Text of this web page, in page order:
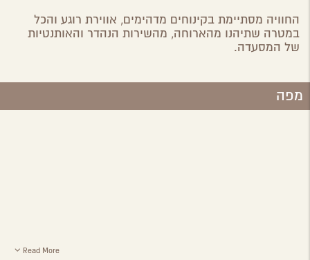
החוויה מסתיימת בקינוחים מדהימים, אווירת רוגע והכל
במטרה שתיהנו מהארוחה, מהשירות הנהדר והאותנטיות
של המסעדה.
מפה
Read More